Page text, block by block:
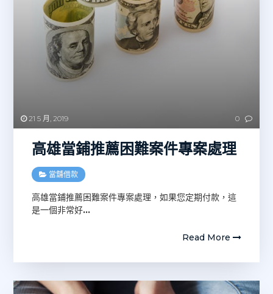
21 5 月, 2019 0
高雄當鋪推薦困難案件專案處理
當舖借款
高雄當鋪推薦困難案件專案處理，如果您定期付款，這
是一個非常好…
Read More